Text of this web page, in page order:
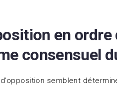
en
consensuel
semblent